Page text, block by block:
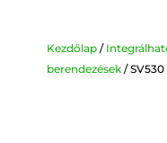
Kezdőlap/
berendezések/ SV530